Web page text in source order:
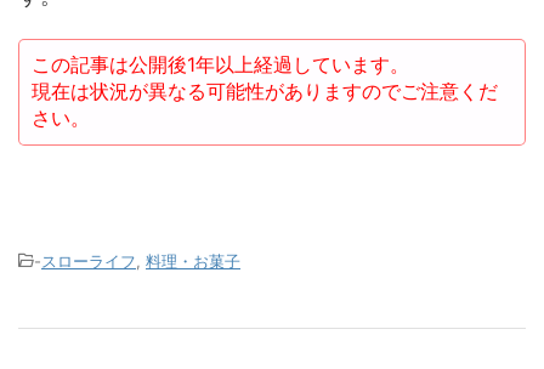
この記事は公開後1年以上経過しています。
現在は状況が異なる可能性がありますのでご注意くだ
さい。
-スローライフ 料理・お菓子